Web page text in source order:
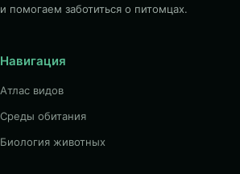
и помогаем заботиться о питомцах.
Навигация
Атлас видов
Среды обитания
Биология животных